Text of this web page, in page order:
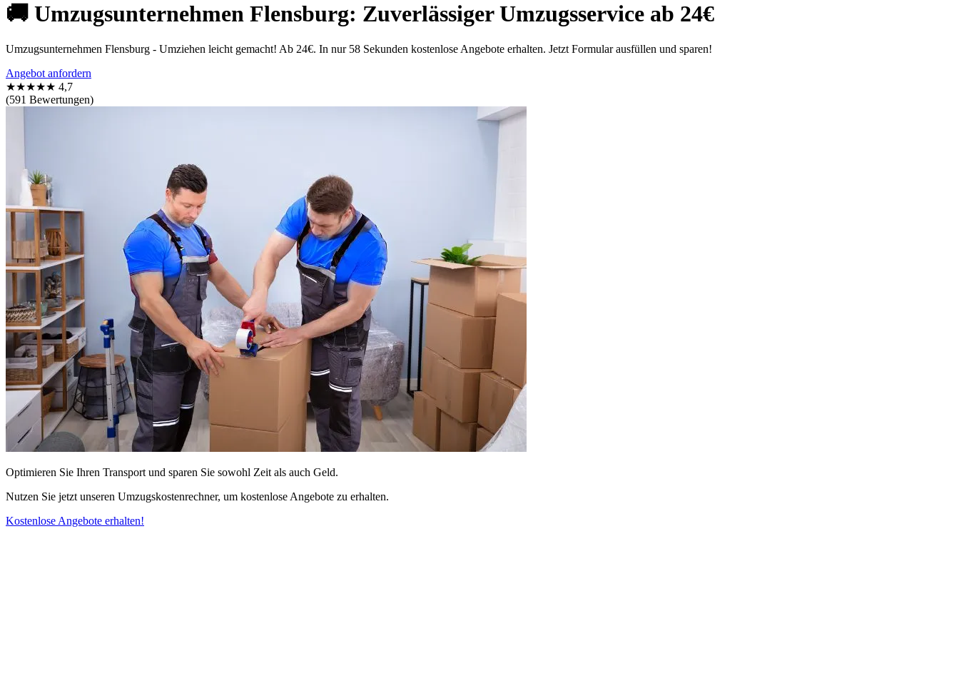
🚚 Umzugsunternehmen Flensburg: Zuverlässiger Umzugsservice ab 24€
Umzugsunternehmen Flensburg - Umziehen leicht gemacht! Ab 24€. In nur 58 Sekunden kostenlose Angebote erhalten. Jetzt Formular ausfüllen und sparen!
Angebot anfordern
★★★★★ 4,7
(591 Bewertungen)
Optimieren Sie Ihren Transport und sparen Sie sowohl Zeit als auch Geld.
Nutzen Sie jetzt unseren Umzugskostenrechner, um kostenlose Angebote zu erhalten.
Kostenlose Angebote erhalten!